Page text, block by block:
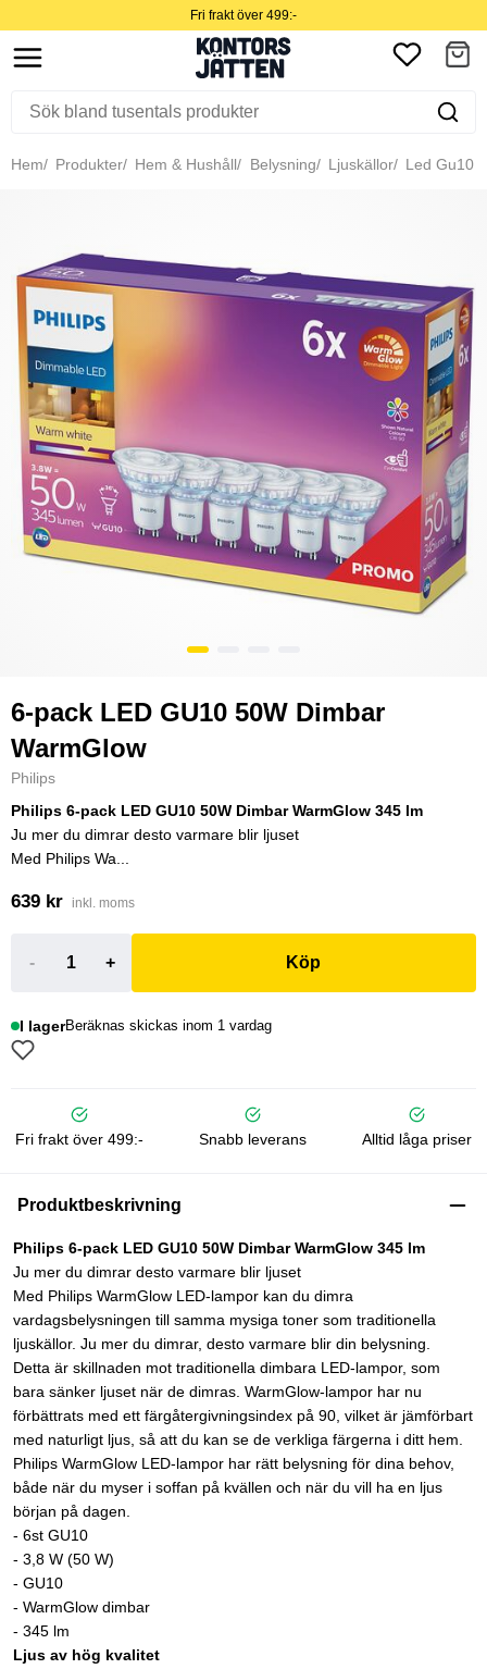
Fri frakt över 499:-
Hem Produkter Hem & Hushåll Belysning Ljuskällor Led Gu10
6-pack LED GU10 50W Dimbar
WarmGlow
Philips
Philips 6-pack LED GU10 50W Dimbar WarmGlow 345 lm
Ju mer du dimrar desto varmare blir ljuset
Med Philips Wa...
639 kr inkl. moms
- + Köp
I lagerBeräknas skickas inom 1 vardag
Fri frakt över 499:- Snabb leverans Alltid låga priser
Produktbeskrivning
Philips 6-pack LED GU10 50W Dimbar WarmGlow 345 lm
Ju mer du dimrar desto varmare blir ljuset
Med Philips WarmGlow LED-lampor kan du dimra
vardagsbelysningen till samma mysiga toner som traditionella
ljuskällor. Ju mer du dimrar, desto varmare blir din belysning.
Detta är skillnaden mot traditionella dimbara LED-lampor, som
bara sänker ljuset när de dimras. WarmGlow-lampor har nu
förbättrats med ett färgåtergivningsindex på 90, vilket är jämförbart
med naturligt ljus, så att du kan se de verkliga färgerna i ditt hem.
Philips WarmGlow LED-lampor har rätt belysning för dina behov,
både när du myser i soffan på kvällen och när du vill ha en ljus
början på dagen.
- 6st GU10
- 3,8 W (50 W)
- GU10
- WarmGlow dimbar
- 345 lm
Ljus av hög kvalitet